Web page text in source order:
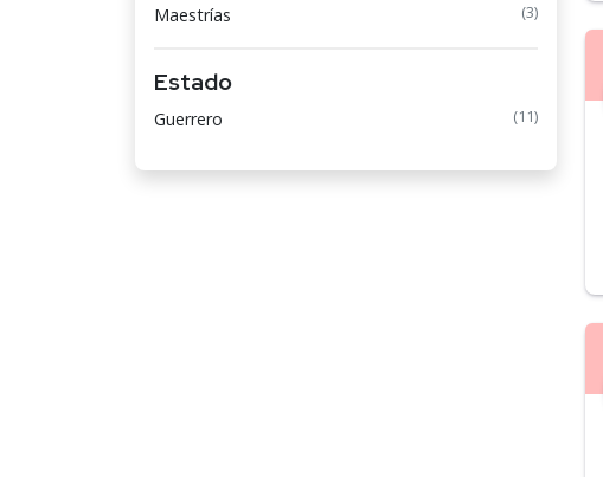
Maestrías (3)
Estado
Guerrero (11)